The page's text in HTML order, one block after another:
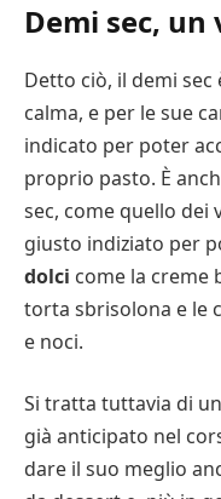
Demi sec,
Detto ciò, il demi
calma, e per le sue
indicato per poter
proprio pasto. È
sec, come quello dei
giusto indiziato per
dolci come la creme
torta sbrisolona e le
e noci.
Si tratta tuttavia di
già anticipato nel
dare il suo meglio